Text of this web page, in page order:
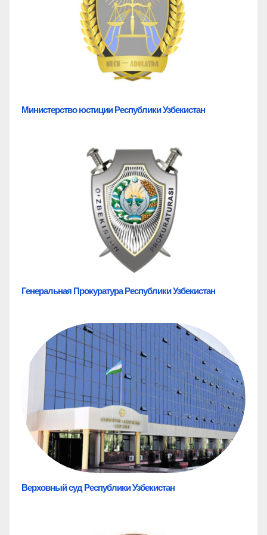
Министерство юстиции Республики Узбекистан
Генеральная Прокуратура Республики Узбекистан
Верховный суд Республики Узбекистан